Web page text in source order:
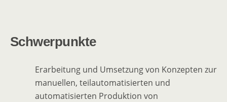
Schwerpunkte
Erarbeitung und Umsetzung von Konzepten zur
manuellen, teilautomatisierten und
automatisierten Produktion von